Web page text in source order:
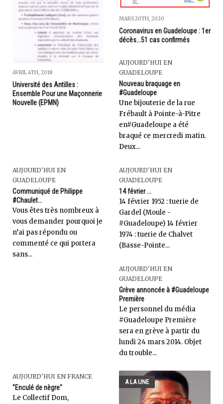
AVRIL 4TH, 2018
Université des Antilles :
Ensemble Pour une Maçonnerie
Nouvelle (EPMN)
MARS 20TH, 2020
Coronavirus en Guadeloupe : 1er
décès...51 cas confirmés
AUJOURD'HUI EN
GUADELOUPE
Nouveau braquage en
#Guadeloupe
Une bijouterie de la rue
Frébault à Pointe-à-Pitre
en#Guadeloupe a été
braqué ce mercredi matin.
Deux...
AUJOURD'HUI EN
GUADELOUPE
Communiqué de Philippe
#Chaulet...
Vous êtes très nombreux à
vous demander pourquoi je
n’ai pas répondu ou
commenté ce qui portera
sans...
AUJOURD'HUI EN
GUADELOUPE
14 février ...
14 février 1952 : tuerie de
Gardel (Moule -
#Guadeloupe) 14 février
1974 : tuerie de Chalvet
(Basse-Pointe...
AUJOURD'HUI EN
GUADELOUPE
Grève annoncée à #Guadeloupe
Première
Le personnel du média
#Guadeloupe Première
sera en grève à partir du
lundi 24 mars 2014. Objet
du trouble...
AUJOURD'HUI EN FRANCE
"Enculé de nègre"
Le Collectif Dom,
A LA UNE